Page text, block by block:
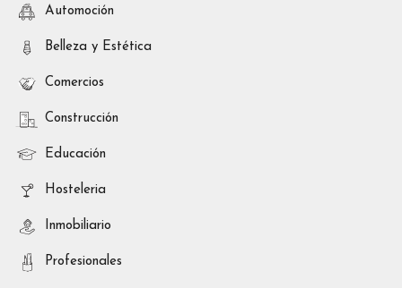
Automoción
Belleza y Estética
Comercios
Construcción
Educación
Hosteleria
Inmobiliario
Profesionales